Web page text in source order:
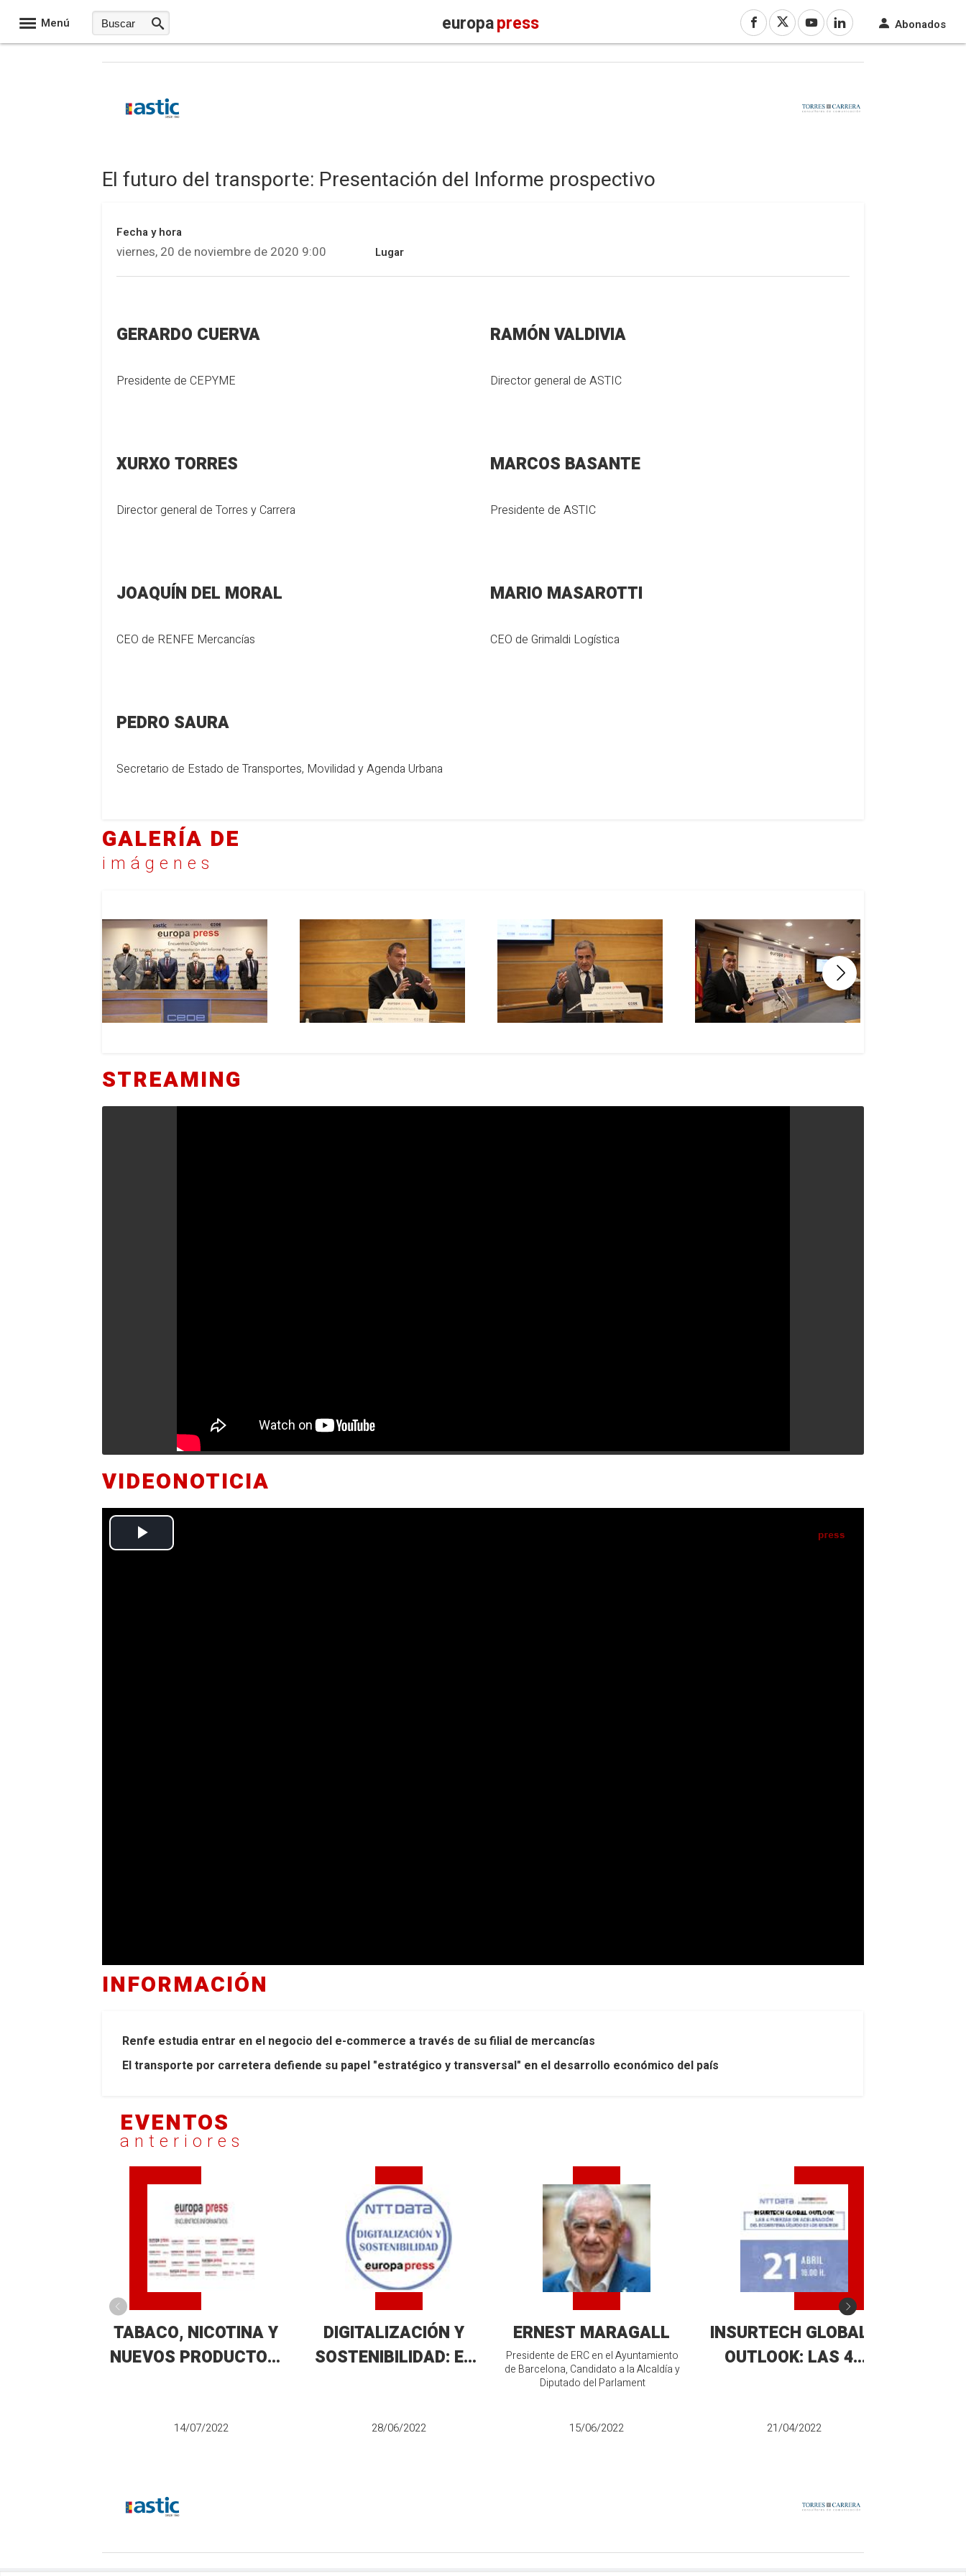
Menú europapress Abonados
El futuro del transporte: Presentación del Informe prospectivo
Fecha y hora
viernes, 20 de noviembre de 2020 9:00 Lugar
GERARDO CUERVA
Presidente de CEPYME
RAMÓN VALDIVIA
Director general de ASTIC
XURXO TORRES
Director general de Torres y Carrera
MARCOS BASANTE
Presidente de ASTIC
JOAQUÍN DEL MORAL
CEO de RENFE Mercancías
MARIO MASAROTTI
CEO de Grimaldi Logística
PEDRO SAURA
Secretario de Estado de Transportes, Movilidad y Agenda Urbana
GALERÍA DE
imágenes
STREAMING
VIDEONOTICIA
INFORMACIÓN
Renfe estudia entrar en el negocio del e-commerce a través de su filial de mercancías
El transporte por carretera defiende su papel "estratégico y transversal" en el desarrollo económico del país
EVENTOS
anteriores
TABACO, NICOTINA Y
NUEVOS PRODUCTOS;
14/07/2022
DIGITALIZACIÓN Y
SOSTENIBILIDAD: EL
GESTIÓN DE DATOS
28/06/2022
ERNEST MARAGALL
Presidente de ERC en el Ayuntamiento
de Barcelona, Candidato a la Alcaldía y
Diputado del Parlament
15/06/2022
INSURTECH GLOBAL
OUTLOOK: LAS 4
ECOSISTEMA LÍQUIDO
21/04/2022